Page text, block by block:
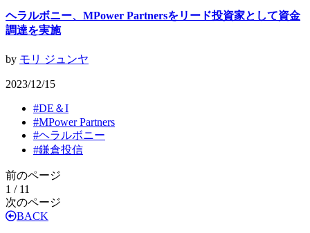
ヘラルボニー、MPower Partnersをリード投資家として資金
調達を実施
by モリ ジュンヤ
2023/12/15
#DE＆I
#MPower Partners
#ヘラルボニー
#鎌倉投信
前のページ
1 / 11
次のページ
BACK